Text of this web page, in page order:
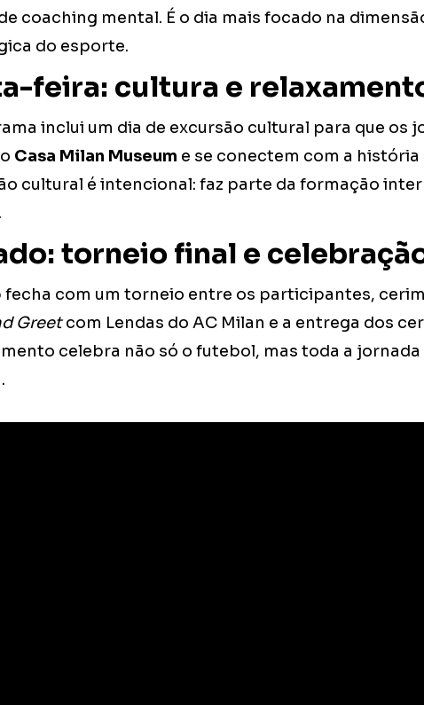
coaching mental. É o dia mais focado na
do esporte.
feira: cultura e
inclui um dia de excursão cultural para que os
Casa Milan Museum e se conectem com a história
cultural é intencional: faz parte da formação
torneio final e
fecha com um torneio entre os participantes,
Greetcom Lendas do AC Milan e a entrega dos
celebra não só o futebol, mas toda a